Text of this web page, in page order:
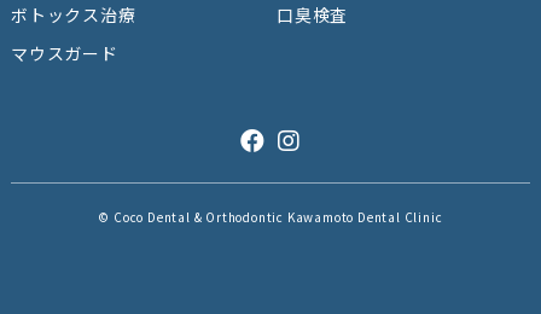
ボトックス治療
口臭検査
マウスガード
© Coco Dental & Orthodontic Kawamoto Dental Clinic